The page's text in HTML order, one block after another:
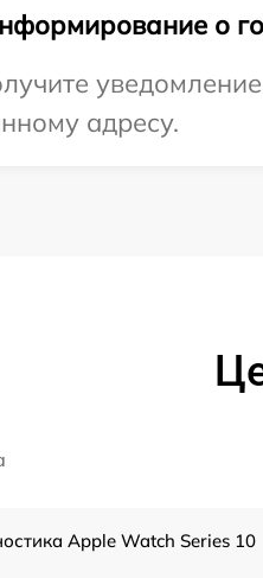
о
адресу.
Apple Watch Series 10